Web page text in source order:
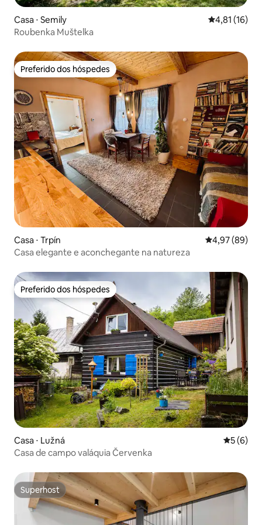
Casa ⋅ Semily 4,81 de uma
4,81 (16)
Roubenka Muštelka
Preferido dos hóspedes
Preferido dos hóspedes
Casa ⋅ Trpín 4,97 de uma
4,97 (89)
Casa elegante e aconchegante na natureza
Preferido dos hóspedes
Preferido dos hóspedes
Casa ⋅ Lužná 5 de
5 (6)
Casa de campo valáquia Červenka
Superhost
Superhost